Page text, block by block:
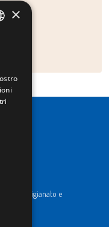
Artigianato e
×